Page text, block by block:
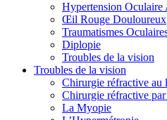
Hypertension Oculaire
Œil Rouge Douloureux
Traumatismes
Diplopie
Troubles de la vision
Troubles de la vision
Chirurgie réfractive au
Chirurgie réfractive
La Myopie